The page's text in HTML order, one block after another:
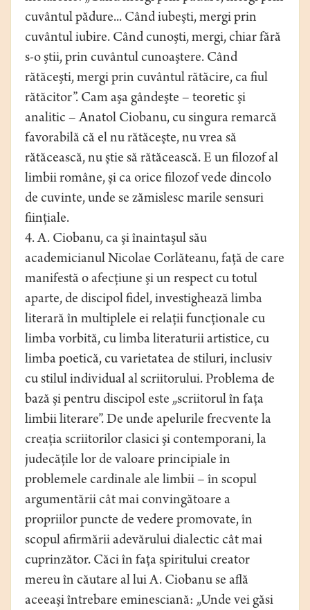
cuvântul pădure... Când iubeşti, mergi prin
cuvântul iubire. Când cunoşti, mergi, chiar fără
s-o ştii, prin cuvântul cunoaştere. Când
rătăceşti, mergi prin cuvântul rătăcire, ca fiul
rătăcitor”. Cam aşa gândeşte – teoretic şi
analitic – Anatol Ciobanu, cu singura remarcă
favorabilă că el nu rătăceşte, nu vrea să
rătăcească, nu ştie să rătăcească. E un filozof al
limbii române, şi ca orice filozof vede dincolo
de cuvinte, unde se zămislesc marile sensuri
fiinţiale.
4. A. Ciobanu, ca şi înaintaşul său
academicianul Nicolae Corlăteanu, faţă de care
manifestă o afecţiune şi un respect cu totul
aparte, de discipol fidel, investighează limba
literară în multiplele ei relaţii funcţionale cu
limba vorbită, cu limba literaturii artistice, cu
limba poetică, cu varietatea de stiluri, inclusiv
cu stilul individual al scriitorului. Problema de
bază şi pentru discipol este „scriitorul în faţa
limbii literare”. De unde apelurile frecvente la
creaţia scriitorilor clasici şi contemporani, la
judecăţile lor de valoare principiale în
problemele cardinale ale limbii – în scopul
argumentării cât mai convingătoare a
propriilor puncte de vedere promovate, în
scopul afirmării adevărului dialectic cât mai
cuprinzător. Căci în faţa spiritului creator
mereu în căutare al lui A. Ciobanu se află
aceeaşi întrebare eminesciană: „Unde vei găsi